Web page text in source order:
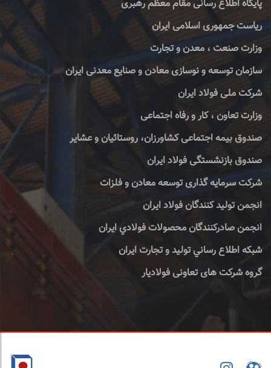
پایگاه اطلاع رسانی مقام معظم رهبری
ریاست جمهوری اسلامی ایران
وزارت صنعت ، معدن و تجارت
سازمان توسعه و نوسازی معادن و صنایع معدنی ایران
شرکت ملی فولاد ایران
وزارت تعاون ، کار و رفاه اجتماعی
صندوق بیمه اجتماعی کشاورزان، روستائیان و عشایر
صندوق بازنشستگی فولاد ایران
شرکت سرمایه گذاری توسعه معادن و فلزات
انجمن تولید کنندگان فولاد ایران
انجمن صادركنندگان محصولات فولادي ايران
شبكه اطلاع رساني توليد و تجارت ايران
گروه شرکت های تعاونی فولادیار